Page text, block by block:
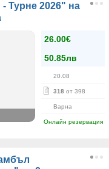
Турне 2026" на
26.00€
50.85лв
20.08
318 от 398
Варна
Онлайн резервация